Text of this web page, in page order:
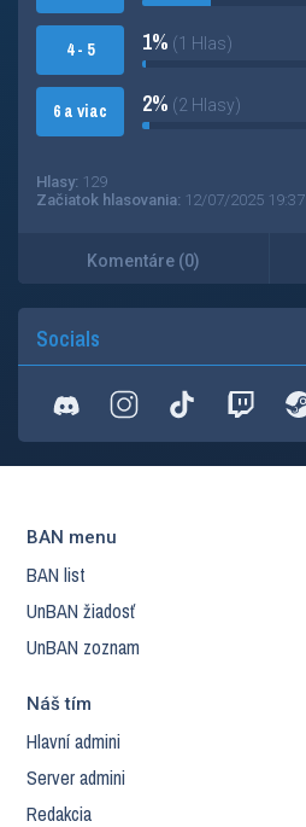
4 - 5
6 a viac
1% (1 Hlas)
2% (2 Hlasy)
Hlasy: 129
Začiatok hlasovania: 12/07/2025 19:37
Komentáre (0)
Socials
BAN menu
BAN list
UnBAN žiadosť
UnBAN zoznam
Náš tím
Hlavní admini
Server admini
Redakcia